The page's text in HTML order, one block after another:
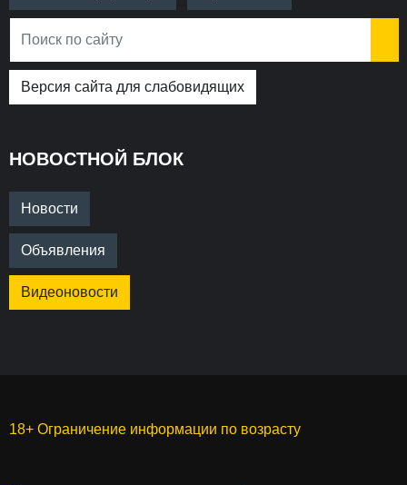
Версия сайта для слабовидящих
НОВОСТНОЙ БЛОК
Новости
Объявления
Видеоновости
18+ Ограничение информации по возрасту